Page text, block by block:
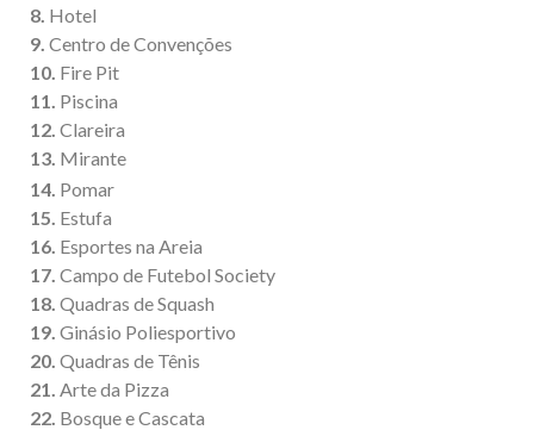
8. Hotel
9. Centro de Convenções
10. Fire Pit
11. Piscina
12. Clareira
13. Mirante
14. Pomar
15. Estufa
16. Esportes na Areia
17. Campo de Futebol Society
18. Quadras de Squash
19. Ginásio Poliesportivo
20. Quadras de Tênis
21. Arte da Pizza
22. Bosque e Cascata